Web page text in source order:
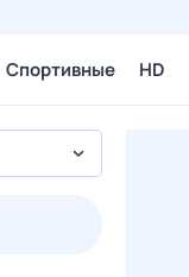
Спортивные HD